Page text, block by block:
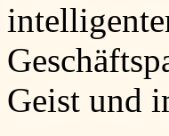
Geist und